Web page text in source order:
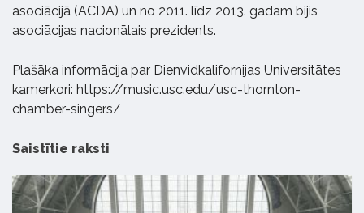
asociācijā (ACDA) un no 2011. līdz 2013. gadam bijis
asociācijas nacionālais prezidents.
Plašāka informācija par Dienvidkalifornijas Universitātes
kamerkori: https://music.usc.edu/usc-thornton-
chamber-singers/
Saistītie raksti